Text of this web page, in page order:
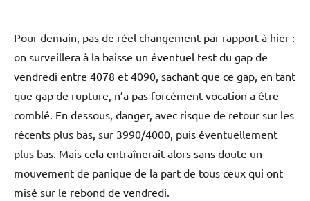
Pour demain, pas de réel changement par rapport à hier :
on surveillera à la baisse un éventuel test du gap de
vendredi entre 4078 et 4090, sachant que ce gap, en tant
que gap de rupture, n’a pas forcément vocation a être
comblé. En dessous, danger, avec risque de retour sur les
récents plus bas, sur 3990/4000, puis éventuellement
plus bas. Mais cela entraînerait alors sans doute un
mouvement de panique de la part de tous ceux qui ont
misé sur le rebond de vendredi.